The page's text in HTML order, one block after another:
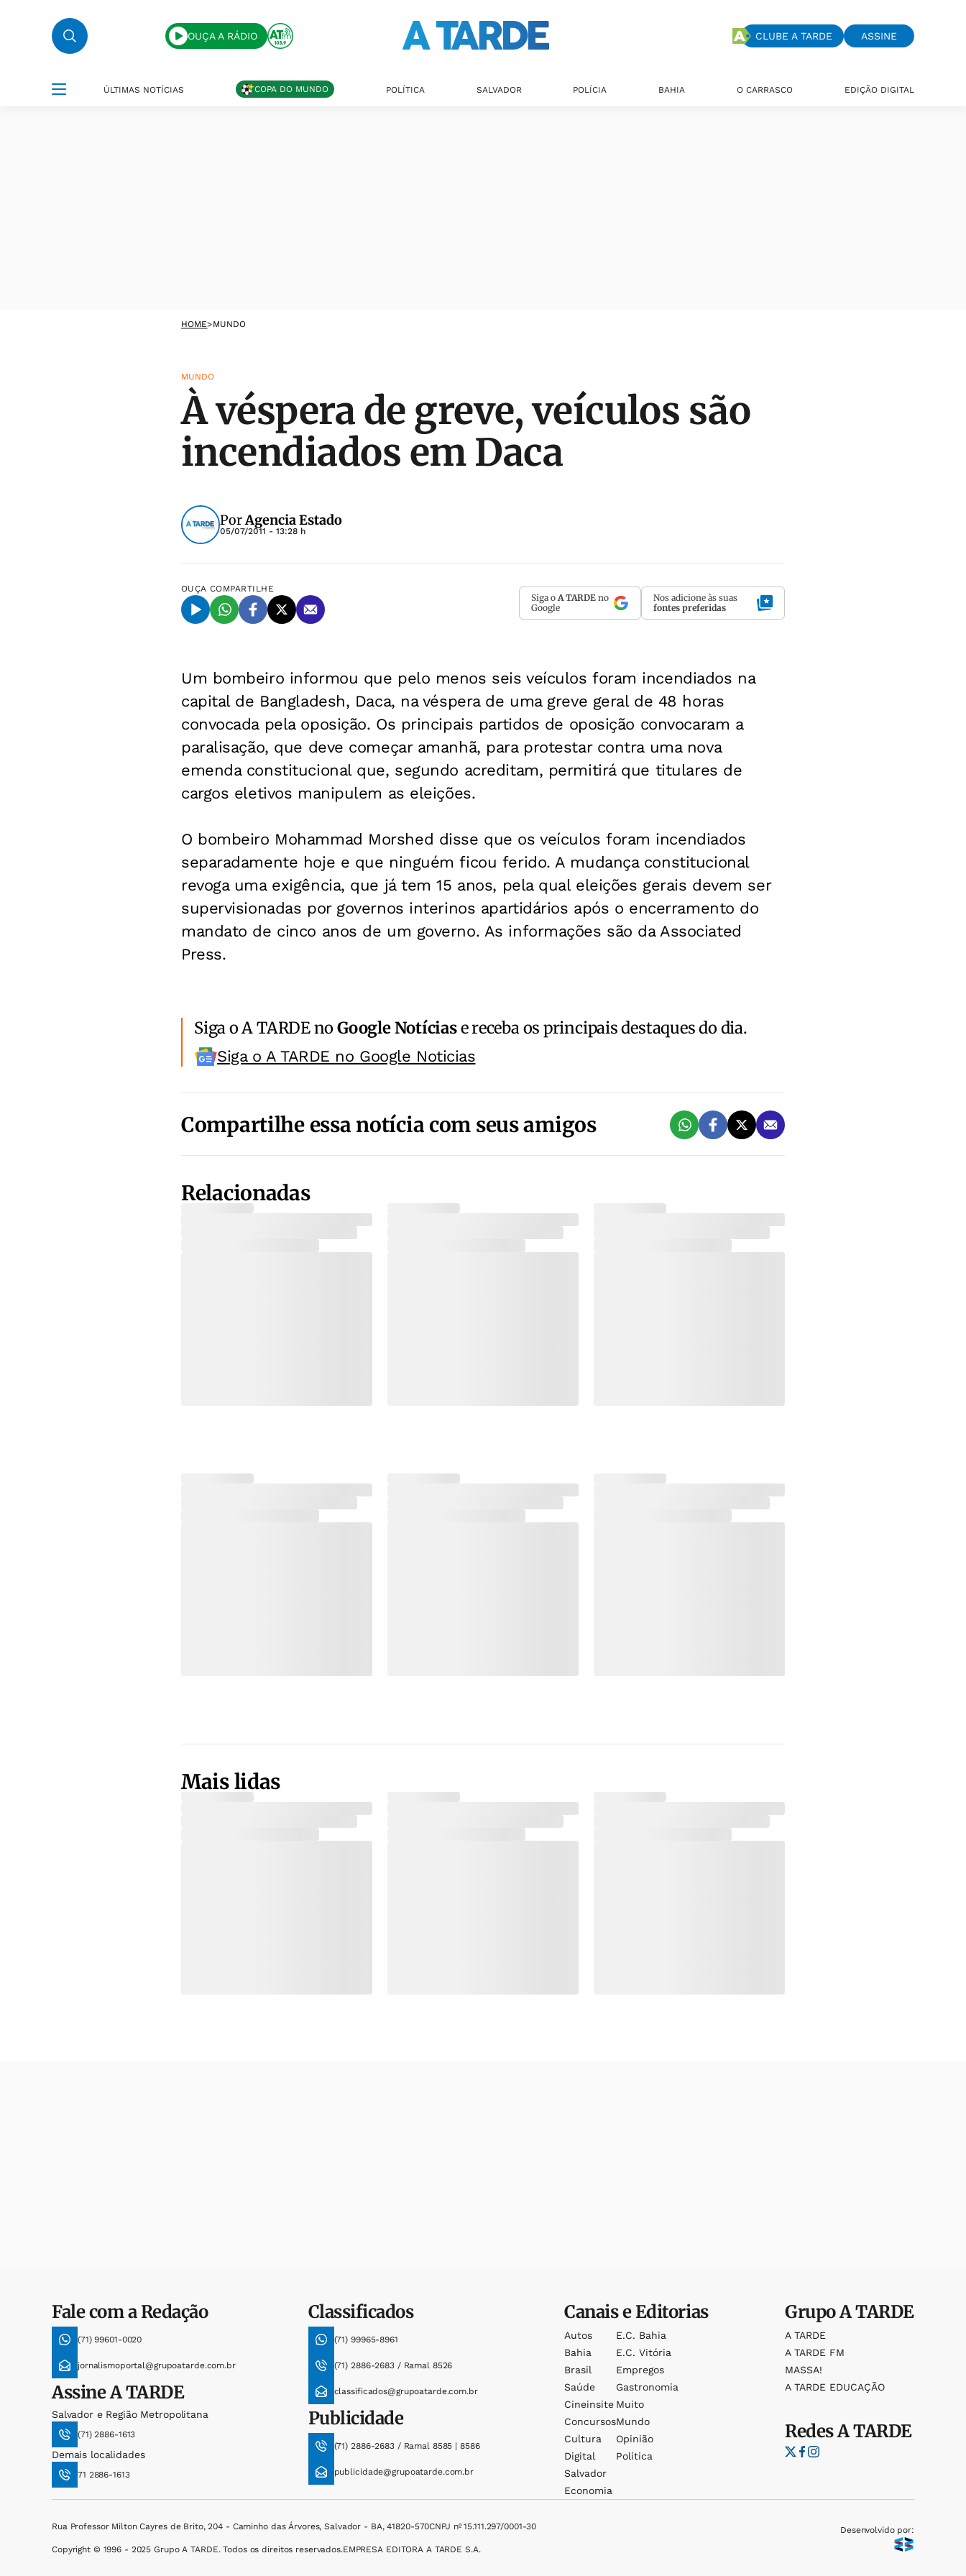
OUÇA A RÁDIO CLUBE A TARDE ASSINE
ÚLTIMAS NOTÍCIAS COPA DO MUNDO POLÍTICA SALVADOR POLÍCIA BAHIA O CARRASCO EDIÇÃO DIGITAL
HOME>MUNDO
MUNDO
À véspera de greve, veículos são
incendiados em Daca
PorAgencia Estado
05/07/2011 - 13:28 h
OUÇA COMPARTILHE
Siga o A TARDE no
Google
Nos adicione às suas
fontes preferidas
Um bombeiro informou que pelo menos seis veículos foram incendiados na
capital de Bangladesh, Daca, na véspera de uma greve geral de 48 horas
convocada pela oposição. Os principais partidos de oposição convocaram a
paralisação, que deve começar amanhã, para protestar contra uma nova
emenda constitucional que, segundo acreditam, permitirá que titulares de
cargos eletivos manipulem as eleições.
O bombeiro Mohammad Morshed disse que os veículos foram incendiados
separadamente hoje e que ninguém ficou ferido. A mudança constitucional
revoga uma exigência, que já tem 15 anos, pela qual eleições gerais devem ser
supervisionadas por governos interinos apartidários após o encerramento do
mandato de cinco anos de um governo. As informações são da Associated
Press.
Siga o A TARDE noGoogle Notíciase receba os principais destaques do dia.
Siga o A TARDE no Google Noticias
Compartilhe essa notícia com seus amigos
Relacionadas
Mais lidas
Fale com a Redação
(71) 99601-0020
jornalismoportal@grupoatarde.com.br
AssineA TARDE
Salvador e Região Metropolitana
(71) 2886-1613
Demais localidades
71 2886-1613
Classificados
(71) 99965-8961
(71) 2886-2683 / Ramal 8526
classificados@grupoatarde.com.br
Publicidade
(71) 2886-2683 / Ramal 8585 | 8586
publicidade@grupoatarde.com.br
Canais e Editorias
Autos
Bahia
Brasil
Saúde
Cineinsite
Concursos
Cultura
Digital
Salvador
Economia
E.c. Bahia
E.c. Vitória
Empregos
Gastronomia
Muito
Mundo
Opinião
Política
GrupoA TARDE
A TARDE
A TARDE FM
MASSA!
A TARDE EDUCAÇÃO
RedesA TARDE
Rua Professor Milton Cayres de Brito, 204 - Caminho das Árvores, Salvador - BA, 41820-570CNPJ nº 15.111.297/0001-30
Copyright © 1996 - 2025 Grupo A TARDE. Todos os direitos reservados.EMPRESA EDITORA A TARDE S.A.
Desenvolvido por: